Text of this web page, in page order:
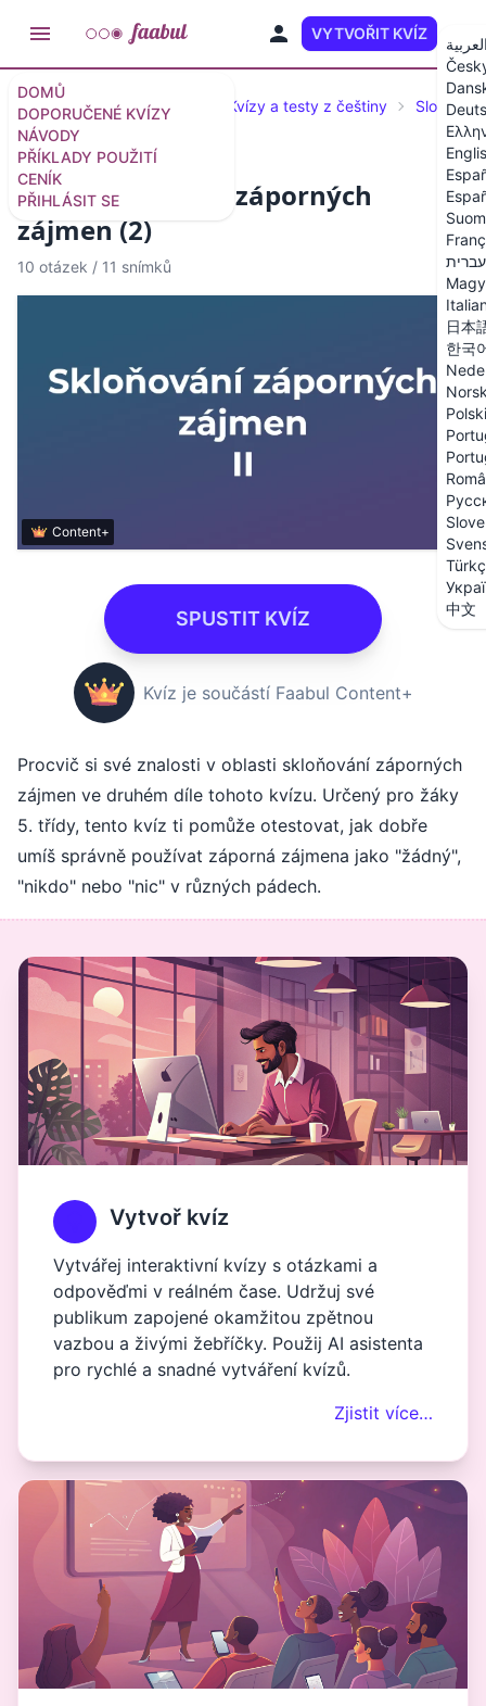
DOMŮ
DOPORUČENÉ KVÍZY
NÁVODY
PŘÍKLADY POUŽITÍ
CENÍK
PŘIHLÁSIT SE
VYTVOŘIT KVÍZ
עברית
日本
한국
Polski
中文
Doporučené kvízy a testy Kvízy a testy z češtiny Slovní
Kvíz: Skloňování záporných
zájmen (2)
10 otázek / 11 snímků
Content+
SPUSTIT KVÍZ
Kvíz je součástí Faabul Content+
Procvič si své znalosti v oblasti skloňování záporných
zájmen ve druhém díle tohoto kvízu. Určený pro žáky
5. třídy, tento kvíz ti pomůže otestovat, jak dobře
umíš správně používat záporná zájmena jako "žádný",
"nikdo" nebo "nic" v různých pádech.
Vytvoř kvíz
Vytvářej interaktivní kvízy s otázkami a
odpověďmi v reálném čase. Udržuj své
publikum zapojené okamžitou zpětnou
vazbou a živými žebříčky. Použij AI asistenta
pro rychlé a snadné vytváření kvízů.
Zjistit více…